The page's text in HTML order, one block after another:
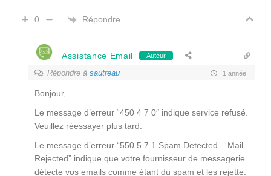
0 Répondre
Assistance Email Auteur
Répondre à sautreau 1 année
Bonjour,
Le message d’erreur “450 4 7 0″ indique service refusé.
Veuillez réessayer plus tard.
Le message d’erreur “550 5.7.1 Spam Detected – Mail
Rejected” indique que votre fournisseur de messagerie
détecte vos emails comme étant du spam et les rejette.